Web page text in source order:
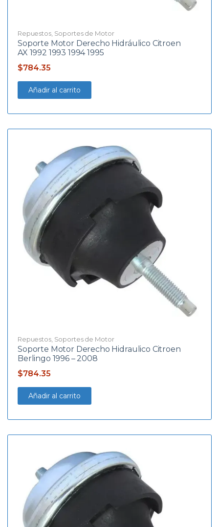
Repuestos, Soportes de Motor
Soporte Motor Derecho Hidráulico Citroen
AX 1992 1993 1994 1995
$784.35
Añadir al carrito
Repuestos, Soportes de Motor
Soporte Motor Derecho Hidraulico Citroen
Berlingo 1996 – 2008
$784.35
Añadir al carrito